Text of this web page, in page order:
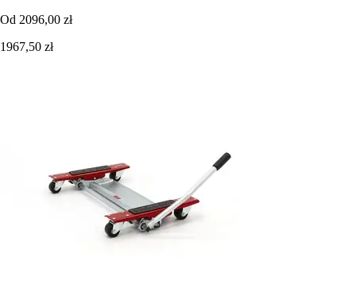
Od 2096,00 zł
1967,50 zł